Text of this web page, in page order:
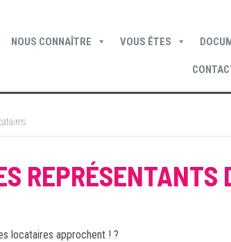
NOUS CONNAÎTRE VOUS ÊTES
REPRÉSENTANTS
locataires approchent ! ?